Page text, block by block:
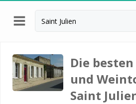
Zurück
Weingüter & Weinprobe Saint
Weingüter & Weinprobe Pessac
Weingüter & Weinprobe
Die
und
Saint